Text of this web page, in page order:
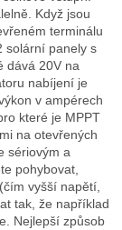
Když jsou
terminálu
solární panely s
dává 20V na
nabíjení je
v ampérech
které je MPPT
na otevřených
sériovým a
pohybovat,
vyšší napětí,
tak, že například
Nejlepší způsob